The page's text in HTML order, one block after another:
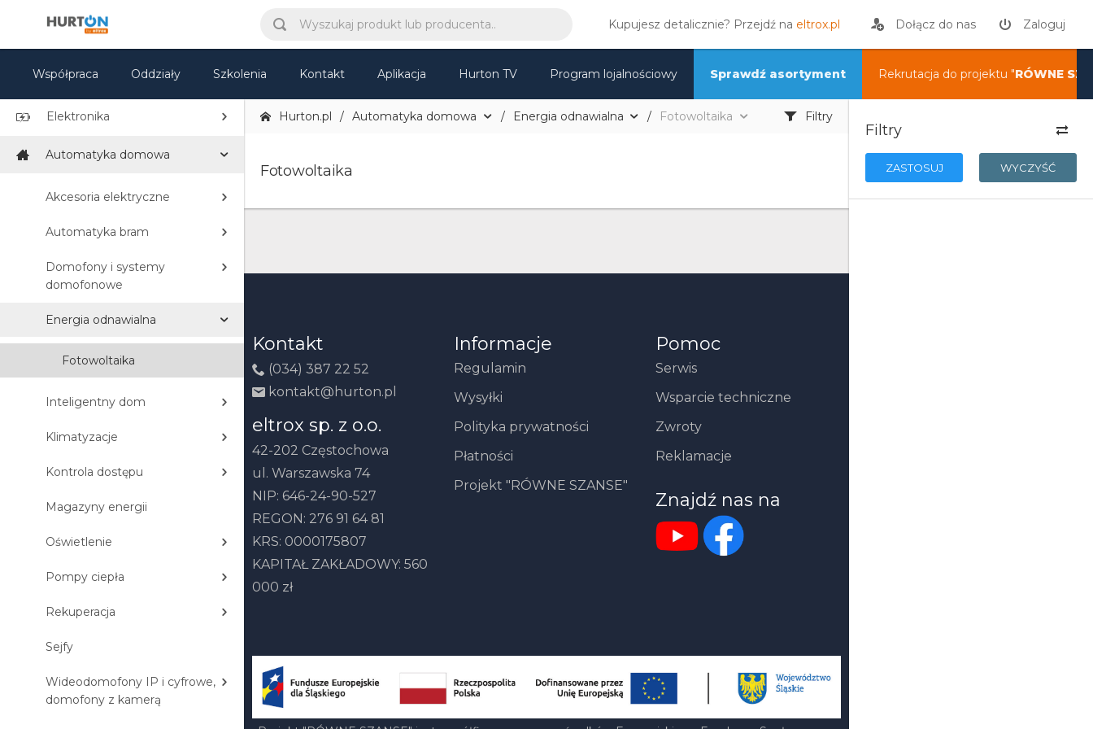
Kupujesz detalicznie? Przejdź na eltrox.pl Dołącz do nas Zaloguj
Współpraca Oddziały Szkolenia Kontakt Aplikacja Hurton TV Program lojalnościowy Sprawdź asortyment Rekrutacja do projektu "RÓWNE
Sprzęt IT
Elektronika
Automatyka domowa
Akcesoria elektryczne
Automatyka bram
Domofony i systemy
domofonowe
Energia odnawialna
Fotowoltaika
Inteligentny dom
Klimatyzacje
Kontrola dostępu
Magazyny energii
Oświetlenie
Pompy ciepła
Rekuperacja
Sejfy
Wideodomofony IP i cyfrowe,
domofony z kamerą
Hurton.pl Automatyka domowa Energia odnawialna Fotowoltaika Filtry
Fotowoltaika
Kontakt
(034) 387 22 52
kontakt@hurton.pl
eltrox sp. z o.o.
42-202 Częstochowa
ul. Warszawska 74
NIP: 646-24-90-527
REGON: 276 91 64 81
KRS: 0000175807
KAPITAŁ ZAKŁADOWY: 560
000 zł
Informacje
Regulamin
Wysyłki
Polityka prywatności
Płatności
Projekt "RÓWNE SZANSE"
Pomoc
Serwis
Wsparcie techniczne
Zwroty
Reklamacje
Znajdź nas na
Filtry
ZASTOSUJ WYCZYŚĆ